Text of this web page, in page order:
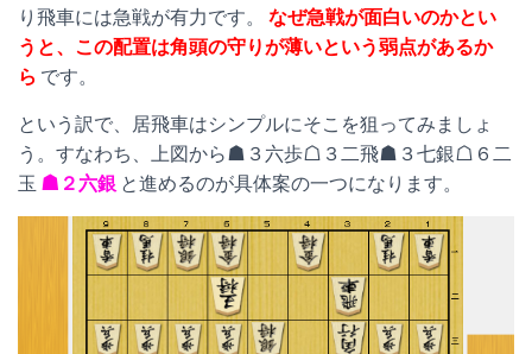
り飛車には急戦が有力です。
なぜ急戦が面白いのかとい
うと、この配置は角頭の守りが薄いという弱点があるか
ら です。
という訳で、居飛車はシンプルにそこを狙ってみましょ
う。すなわち、上図から☗３六歩☖３二飛☗３七銀☖６二
玉 ☗２六銀 と進めるのが具体案の一つになります。